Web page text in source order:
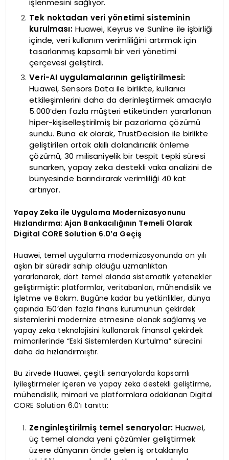
işlenmesini sağlıyor.
Tek noktadan veri yönetimi sisteminin
kurulması:Huawei, Keyrus ve Sunline ile işbirliği
içinde, veri kullanım verimliliğini artırmak için
tasarlanmış kapsamlı bir veri yönetimi
çerçevesi geliştirdi.
Veri-AI uygulamalarının geliştirilmesi:
Huawei, Sensors Data ile birlikte, kullanıcı
etkileşimlerini daha da derinleştirmek amacıyla
5.000’den fazla müşteri etiketinden yararlanan
hiper-kişiselleştirilmiş bir pazarlama çözümü
sundu. Buna ek olarak, TrustDecision ile birlikte
geliştirilen ortak akıllı dolandırıcılık önleme
çözümü, 30 milisaniyelik bir tespit tepki süresi
sunarken, yapay zeka destekli vaka analizini de
bünyesinde barındırarak verimliliği 40 kat
artırıyor.
Yapay Zeka ile Uygulama Modernizasyonunu
Hızlandırma: Ajan Bankacılığının Temeli Olarak
Digital CORE Solution 6.0’a Geçiş
Huawei, temel uygulama modernizasyonunda on yılı
aşkın bir süredir sahip olduğu uzmanlıktan
yararlanarak, dört temel alanda sistematik yetenekler
geliştirmiştir: platformlar, veritabanları, mühendislik ve
İşletme ve Bakım. Bugüne kadar bu yetkinlikler, dünya
çapında 150’den fazla finans kurumunun çekirdek
sistemlerini modernize etmesine olanak sağlamış ve
yapay zeka teknolojisini kullanarak finansal çekirdek
mimarilerinde “Eski Sistemlerden Kurtulma” sürecini
daha da hızlandırmıştır.
Bu zirvede Huawei, çeşitli senaryolarda kapsamlı
iyileştirmeler içeren ve yapay zeka destekli geliştirme,
mühendislik, mimari ve platformlara odaklanan Digital
CORE Solution 6.0’ı tanıttı:
Zenginleştirilmiş temel senaryolar:Huawei,
üç temel alanda yeni çözümler geliştirmek
üzere dünyanın önde gelen iş ortaklarıyla